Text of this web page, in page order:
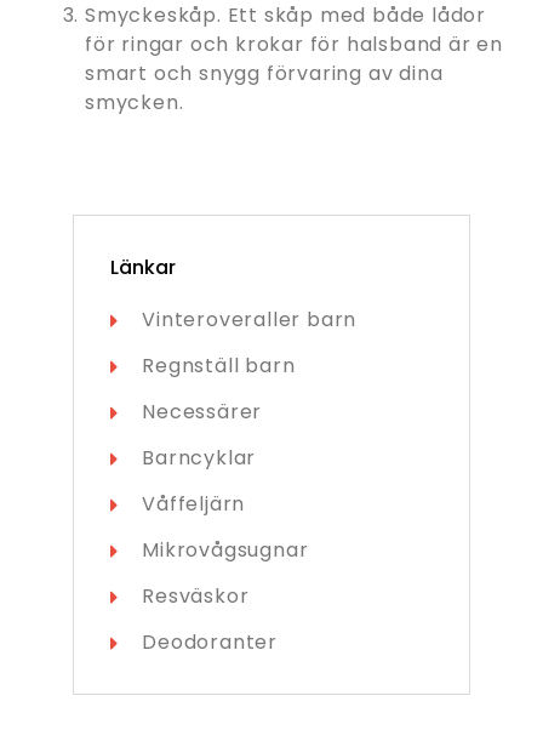
Smyckeskåp. Ett skåp med både lådor
för ringar och krokar för halsband är en
smart och snygg förvaring av dina
smycken.
Länkar
Vinteroveraller barn
Regnställ barn
Necessärer
Barncyklar
Våffeljärn
Mikrovågsugnar
Resväskor
Deodoranter